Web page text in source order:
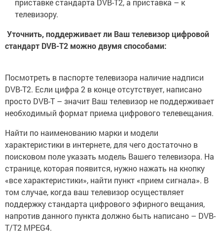
приставке стандарта DVB-T2, а приставка – к
телевизору.
Уточнить, поддерживает ли Ваш телевизор цифровой
стандарт DVB-T2 можно двумя способами:
Посмотреть в паспорте телевизора наличие надписи
DVB-T2. Если цифра 2 в конце отсутствует, написано
просто DVB-T – значит Ваш телевизор не поддерживает
необходимый формат приема цифрового телевещания.
Найти по наименованию марки и модели
характеристики в интернете, для чего достаточно в
поисковом поле указать модель Вашего телевизора. На
странице, которая появится, нужно нажать на кнопку
«все характеристики», найти пункт «прием сигнала». В
том случае, когда ваш телевизор осуществляет
поддержку стандарта цифрового эфирного вещания,
напротив данного пункта должно быть написано – DVB-
T/T2 MPEG4.